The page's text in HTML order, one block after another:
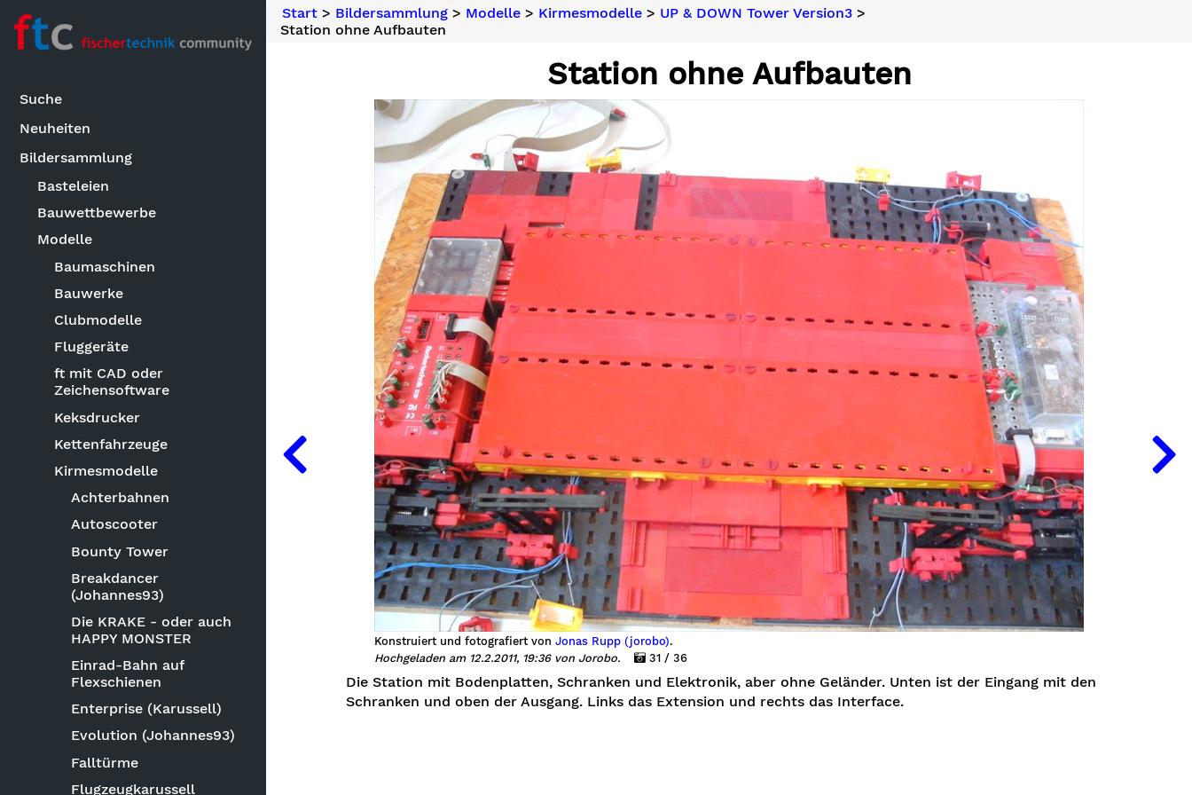
Suche
Neuheiten
Bildersammlung
Basteleien
Bauwettbewerbe
Modelle
Baumaschinen
Bauwerke
Clubmodelle
Fluggeräte
ft mit CAD oder
Zeichensoftware
Keksdrucker
Kettenfahrzeuge
Kirmesmodelle
Achterbahnen
Autoscooter
Bounty Tower
Breakdancer
(Johannes93)
Die KRAKE - oder auch
HAPPY MONSTER
Einrad-Bahn auf
Flexschienen
Enterprise (Karussell)
Evolution (Johannes93)
Falltürme
Flugzeugkarussell
Start> Bildersammlung> Modelle> Kirmesmodelle> UP & DOWN Tower Version3>
Station ohne Aufbauten
Station ohne Aufbauten
Konstruiert und fotografiert von Jonas Rupp (jorobo).
Hochgeladen am 12.2.2011, 19:36 von Jorobo.
31 / 36
Die Station mit Bodenplatten, Schranken und Elektronik, aber ohne Geländer. Unten ist der Eingang mit den
Schranken und oben der Ausgang. Links das Extension und rechts das Interface.